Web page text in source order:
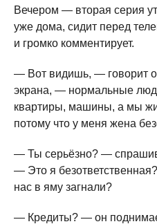
Вечером — вторая серия
уже дома, сидит перед
и громко комментирует.
— Вот видишь, — говорит
экрана, — нормальные
квартиры, машины, а мы
потому что у меня жена
— Ты серьёзно? —
— Это я
нас в яму загнали?
— Кредиты? — он